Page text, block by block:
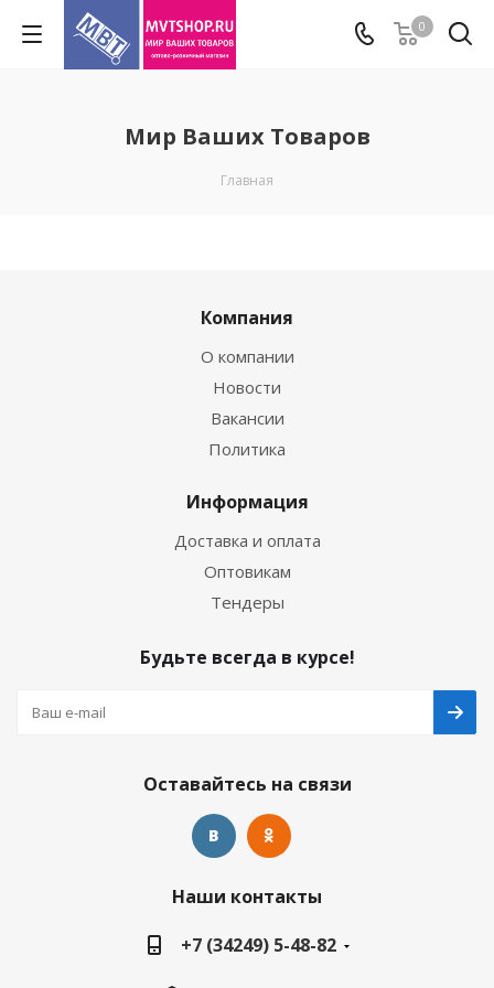
0
Мир Ваших Товаров
Главная
Компания
О компании
Новости
Вакансии
Политика
Информация
Доставка и оплата
Оптовикам
Тендеры
Будьте всегда в курсе!
Оставайтесь на связи
Наши контакты
+7 (34249) 5-48-82